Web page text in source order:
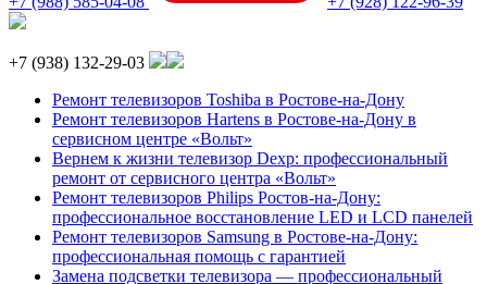
+7 (938) 132-29-03
Ремонт телевизоров Toshiba в Ростове-на-Дону
Ремонт телевизоров Hartens в Ростове-на-Дону в
сервисном центре «Вольт»
Вернем к жизни телевизор Dexp: профессиональный
ремонт от сервисного центра «Вольт»
Ремонт телевизоров Philips Ростов-на-Дону:
профессиональное восстановление LED и LCD панелей
Ремонт телевизоров Samsung в Ростове-на-Дону:
профессиональная помощь с гарантией
Замена подсветки телевизора — профессиональный